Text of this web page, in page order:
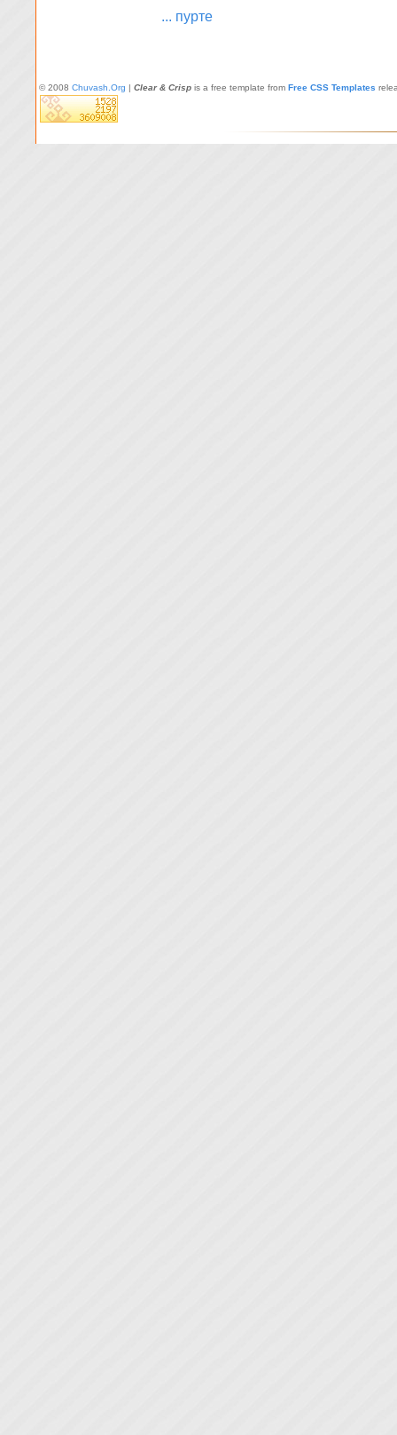
... пурте
© 2008 Chuvash.Org | Clear & Crisp is a free template from Free CSS Templates